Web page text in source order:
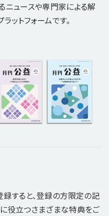
ニュースや専門家による解
ットフォームです。
録すると、登録の方限定の記
役立つさまざまな特典をご